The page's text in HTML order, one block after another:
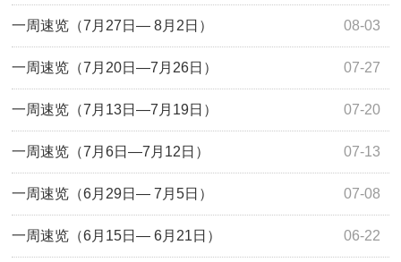
公示 08-03
一周速览（7月27日— 8月2日）
07-27
一周速览（7月20日—7月26日）
07-20
一周速览（7月13日—7月19日）
07-13
一周速览（7月6日—7月12日）
07-08
一周速览（6月29日— 7月5日）
06-22
一周速览（6月15日— 6月21日）